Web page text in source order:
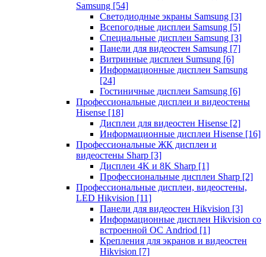
Samsung [54]
Светодиодные экраны Samsung [3]
Всепогодные дисплеи Samsung [5]
Специальные дисплеи Samsung [3]
Панели для видеостен Samsung [7]
Витринные дисплеи Sumsung [6]
Информационные дисплеи Samsung
[24]
Гостиничные дисплеи Samsung [6]
Профессиональные дисплеи и видеостены
Hisense [18]
Дисплеи для видеостен Hisense [2]
Информационные дисплеи Hisense [16]
Профессиональные ЖК дисплеи и
видеостены Sharp [3]
Дисплеи 4K и 8K Sharp [1]
Профессиональные дисплеи Sharp [2]
Профессиональные дисплеи, видеостены,
LED Hikvision [11]
Панели для видеостен Hikvision [3]
Информационные дисплеи Hikvision со
встроенной ОС Andriod [1]
Крепления для экранов и видеостен
Hikvision [7]